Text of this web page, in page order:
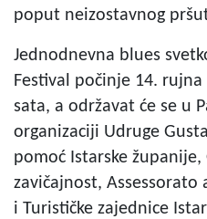
poput neizostavnog
Jednodnevna blues
Festival počinje 14.
sata, a održavat će se u
organizaciji Udruge
pomoć Istarske
zavičajnost,
i Turističke zajednice